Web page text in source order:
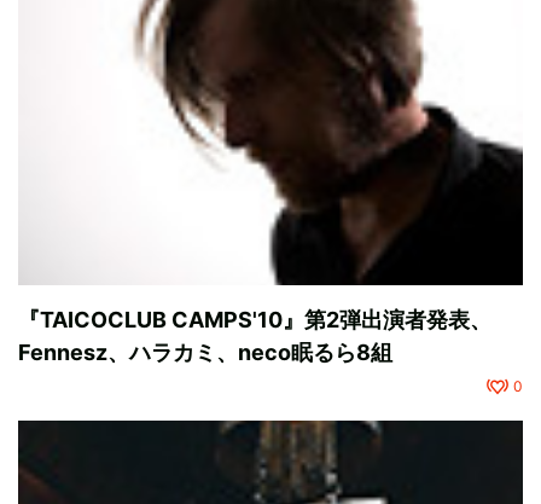
『TAICOCLUB CAMPS'10』第2弾出演者発表、
Fennesz、ハラカミ、neco眠るら8組
0